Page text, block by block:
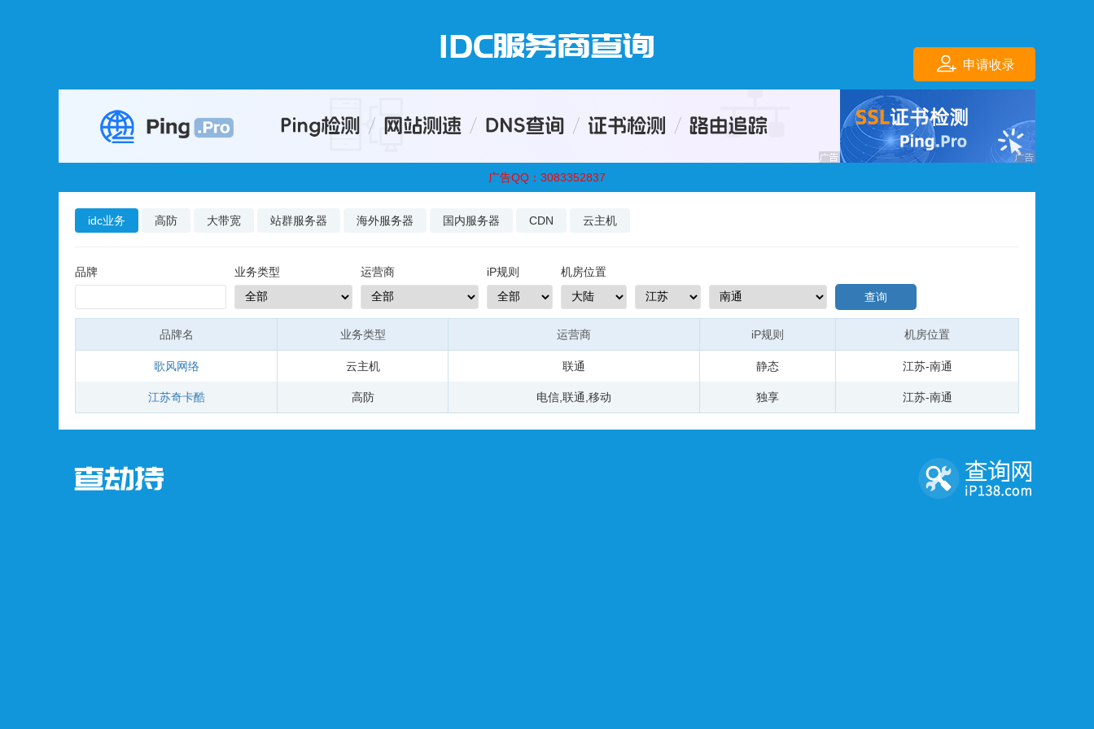
申请收录
广告QQ：3083352837
idc业务 高防 大带宽 站群服务器 海外服务器 国内服务器 CDN 云主机
品牌 业务类型 运营商 iP规则
机房位置
查询
品牌名 业务类型 运营商 iP规则 机房位置
歌风网络 云主机 联通 静态 江苏-南通
江苏奇卡酷 高防 电信,联通,移动 独享 江苏-南通